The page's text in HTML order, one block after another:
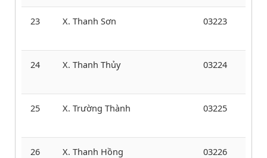
23 X. Thanh Sơn 03223
24 X. Thanh Thủy 03224
25 X. Trường Thành 03225
26 X. Thanh Hồng 03226